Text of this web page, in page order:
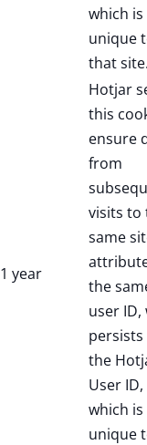
which is
unique
that
1 year
Hotjar
this
ensure
from
visits to
same
the
user ID,
persists
the
User ID,
which is
unique